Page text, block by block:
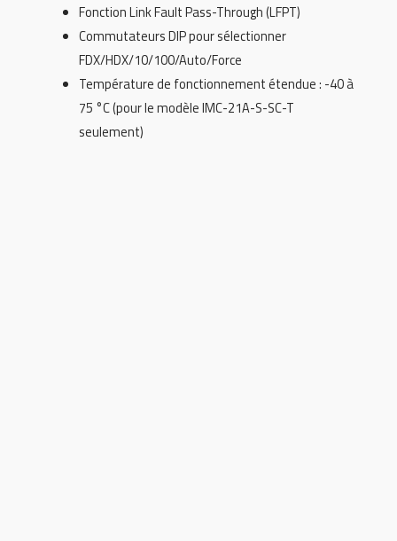
Fonction Link Fault Pass-Through (LFPT)
Commutateurs DIP pour sélectionner
FDX/HDX/10/100/Auto/Force
Température de fonctionnement étendue : -40 à
75 °C (pour le modèle IMC-21A-S-SC-T
seulement)